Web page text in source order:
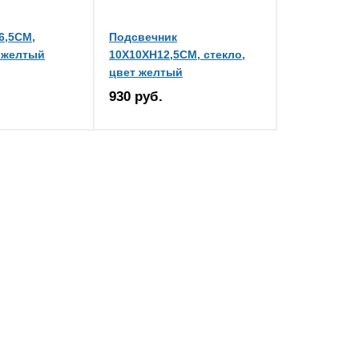
желтый
Подсвечник
10X10XH12,5CM, стекло,
цвет желтый
930 руб.